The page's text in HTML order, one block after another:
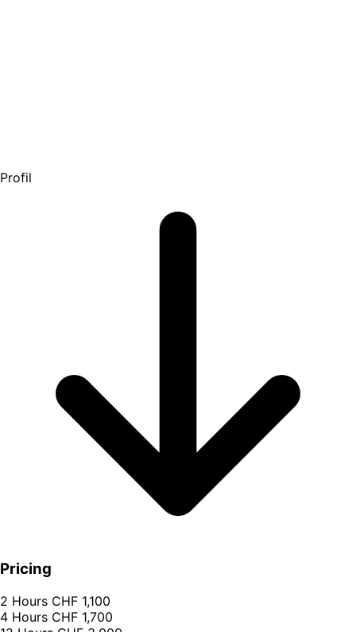
Profil
Pricing
2 Hours CHF 1,100
4 Hours CHF 1,700